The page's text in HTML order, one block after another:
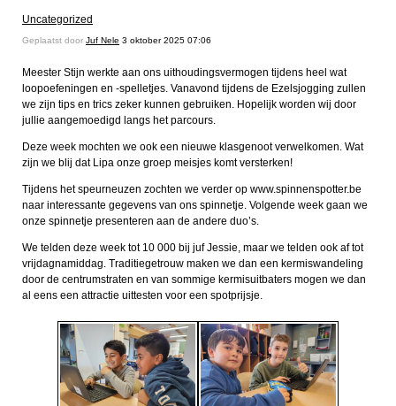
Uncategorized
Geplaatst door Juf Nele 3 oktober 2025 07:06
Meester Stijn werkte aan ons uithoudingsvermogen tijdens heel wat
loopoefeningen en -spelletjes. Vanavond tijdens de Ezelsjogging zullen
we zijn tips en trics zeker kunnen gebruiken. Hopelijk worden wij door
jullie aangemoedigd langs het parcours.
Deze week mochten we ook een nieuwe klasgenoot verwelkomen. Wat
zijn we blij dat Lipa onze groep meisjes komt versterken!
Tijdens het speurneuzen zochten we verder op www.spinnenspotter.be
naar interessante gegevens van ons spinnetje. Volgende week gaan we
onze spinnetje presenteren aan de andere duo’s.
We telden deze week tot 10 000 bij juf Jessie, maar we telden ook af tot
vrijdagnamiddag. Traditiegetrouw maken we dan een kermiswandeling
door de centrumstraten en van sommige kermisuitbaters mogen we dan
al eens een attractie uittesten voor een spotprijsje.